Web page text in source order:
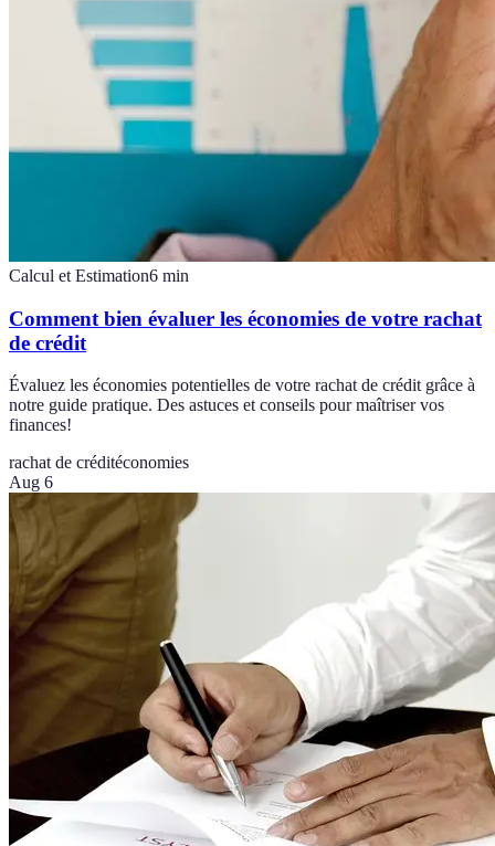
Calcul et Estimation6 min
Comment bien évaluer les économies de votre rachat
de crédit
Évaluez les économies potentielles de votre rachat de crédit grâce à
notre guide pratique. Des astuces et conseils pour maîtriser vos
finances!
rachat de créditéconomies
Aug 6